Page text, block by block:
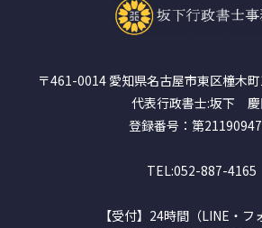
〒461-0014 愛知県名古屋市東区橦木
代表行政書士:坂下
登録番号：第
TEL:052-887-4165
【受付】24時間（LINE・フ